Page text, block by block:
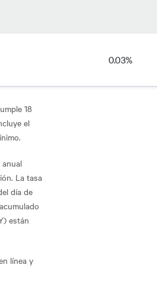
0.03%
18
el
La tasa
día de
están
línea y